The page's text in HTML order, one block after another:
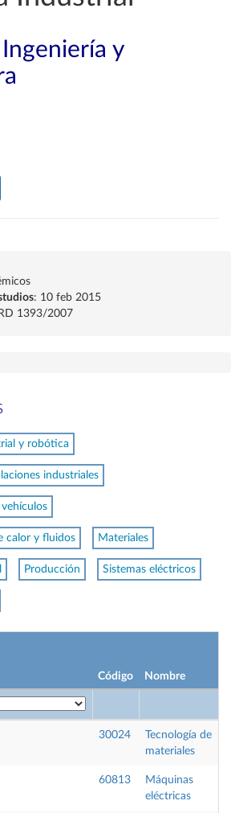
y
: 10 feb 2015
1393/2007
y robótica
industriales
calor y fluidos Materiales
Producción Sistemas eléctricos
Código Nombre
30024
Tecnología de
materiales
60813
Máquinas
eléctricas